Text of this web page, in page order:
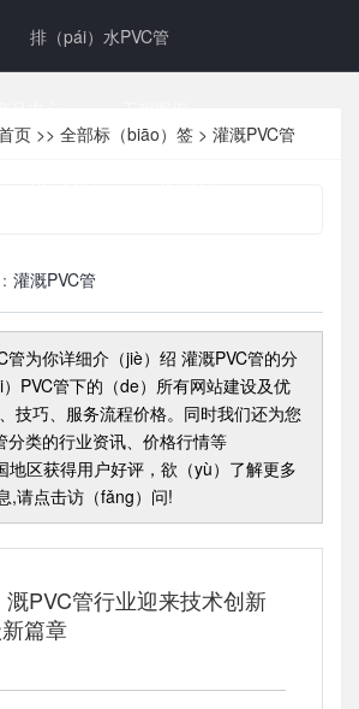
排（pái）水PVC管
页 >> 全部标（biāo）签 > 灌溉PVC管
灌溉PVC管
管为你详细介（jiè）绍 灌溉PVC管的分
PVC管下的（de）所有网站建设及优
技巧、服务流程价格。同时我们还为您
分类的行业资讯、价格行情等
地区获得用户好评，欲（yù）了解更多
,请点击访（fǎng）问!
PVC管行业迎来技术创新
篇章